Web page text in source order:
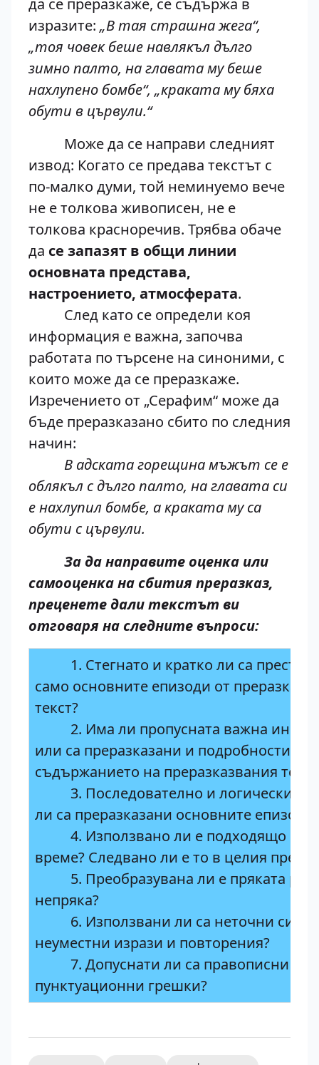
да се преразкаже, се съдържа в
изразите: „В тая страшна жега“,
„тоя човек беше навлякъл дълго
зимно палто, на главата му беше
нахлупено бомбе“, „краката му бяха
обути в цървули.“
Може да се направи следният
извод: Когато се предава текстът с
по-малко думи, той неминуемо вече
не е толкова живописен, не е
толкова красноречив. Трябва обаче
да се запазят в общи линии
основната представа,
настроението, атмосферата.
След като се определи коя
информация е важна, започва
работата по търсене на синоними, с
които може да се преразкаже.
Изречението от „Серафим“ може да
бъде преразказано сбито по следния
начин:
В адската горещина мъжът се е
облякъл с дълго палто, на главата си
е нахлупил бомбе, а краката му са
обути с цървули.
За да направите оценка или
самооценка на сбития преразказ,
преценете дали текстът ви
отговаря на следните въпроси:
1. Стегнато и кратко ли са
само основните епизоди от
текст?
2. Има ли пропусната важна
или са преразказани и подробности от
съдържанието на преразказвания
3. Последователно и логически
ли са преразказани основните
4. Използвано ли е подходящо
време? Следвано ли е то в целия
5. Преобразувана ли е пряката реч
непряка?
6. Използвани ли са неточни
неуместни изрази и повторения?
7. Допуснати ли са правописни и
пунктуационни грешки?